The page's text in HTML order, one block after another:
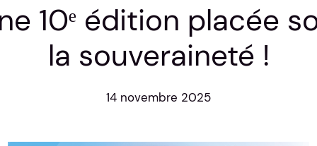
10ᵉ édition placée
la souveraineté !
14 novembre 2025